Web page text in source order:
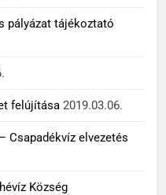
pályázat tájékoztató
felújítása 2019.03.06.
Csapadékvíz elvezetés
Község